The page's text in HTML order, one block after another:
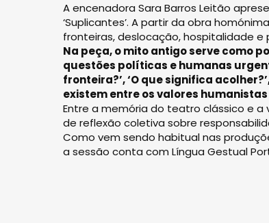
A encenadora Sara Barros Leitão
‘Suplicantes’. A partir da obra
fronteiras, deslocação, hospitalidade
Na peça, o mito antigo serve como
questões políticas e humanas
fronteira?’, ‘O que significa
existem entre os valores
Entre a memória do teatro clássico e a
de reflexão coletiva sobre
Como vem sendo habitual nas
a sessão conta com Língua Gestual